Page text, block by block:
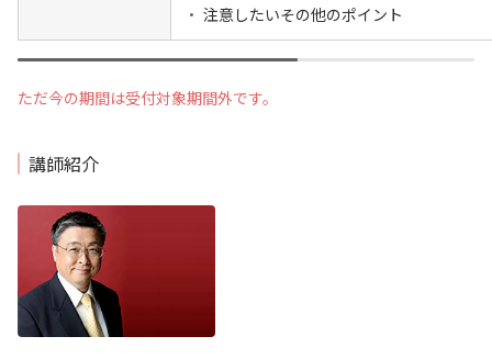
注意したいその他のポイント
ただ今の期間は受付対象期間外です。
講師紹介